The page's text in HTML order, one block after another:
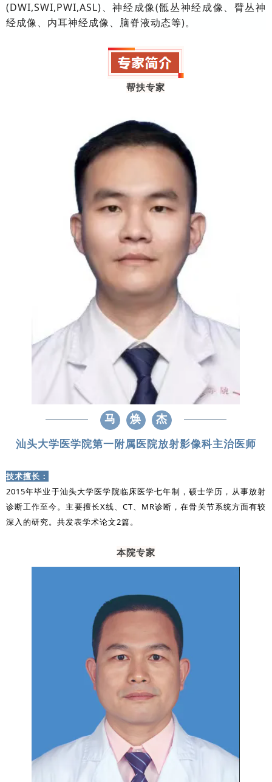
(DWI,SWI,PWI,ASL)、神经成像(骶丛神经成像、臂丛神
经成像、内耳神经成像、脑脊液动态等)。
帮扶专家
马 焕 杰
汕头大学医学院第一附属医院放射影像科主治医师
技术擅长：
2015年毕业于汕头大学医学院临床医学七年制，硕士学历，从事放射
诊断工作至今。主要擅长X线、CT、MR诊断，在骨关节系统方面有较
深入的研究。共发表学术论文2篇。
本院专家